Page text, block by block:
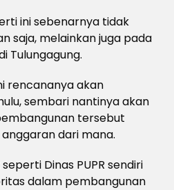
ini sebenarnya tidak
saja, melainkan juga pada
Tulungagung.
rencananya akan
sembari nantinya akan
tersebut
dari mana.
Dinas PUPR sendiri
dalam pembangunan